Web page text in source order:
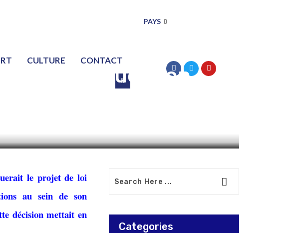
PAYS
CULTURE CONTACT
loi sur l’éducation
le projet de loi
au sein de son
décision mettait en
Categories